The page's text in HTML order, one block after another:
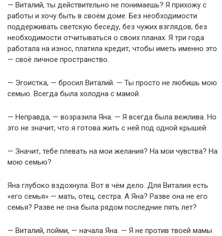
— Виталий, ты действительно не понимаешь? Я прихожу с
работы и хочу быть в своём доме. Без необходимости
поддерживать светскую беседу, без чужих взглядов, без
необходимости отчитываться о своих планах. Я три года
работала на износ, платила кредит, чтобы иметь именно это
— своё личное пространство.
— Эгоистка, — бросил Виталий. — Ты просто не любишь мою
семью. Всегда была холодна с мамой.
— Неправда, — возразила Яна. — Я всегда была вежлива. Но
это не значит, что я готова жить с ней под одной крышей.
— Значит, тебе плевать на мои желания? На мои чувства? На
мою семью?
Яна глубоко вздохнула. Вот в чём дело. Для Виталия есть
«его семья» — мать, отец, сестра. А Яна? Разве она не его
семья? Разве не она была рядом последние пять лет?
— Виталий, пойми, — начала Яна. — Я не против твоей мамы